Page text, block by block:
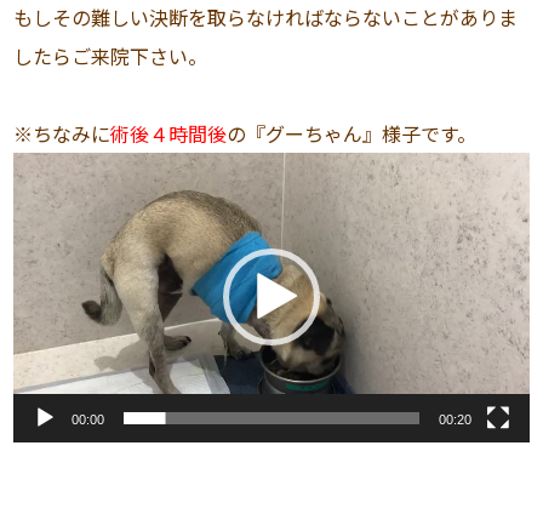
もしその難しい決断を取らなければならないことがありま
したらご来院下さい。
※ちなみに術後４時間後の『グーちゃん』様子です。
動
画
プ
レ
ー
ヤ
ー
00:00 00:20